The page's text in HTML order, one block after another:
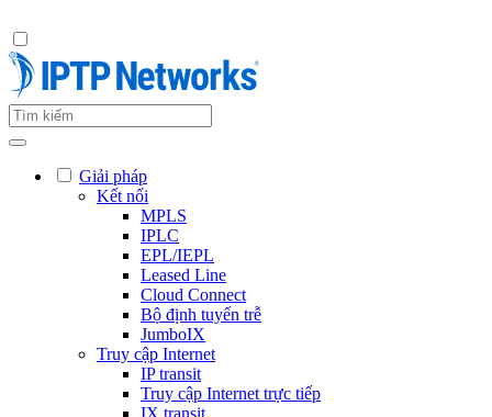
Giải pháp
Kết nối
MPLS
IPLC
EPL/IEPL
Leased Line
Cloud Connect
Bộ định tuyến trễ
JumboIX
Truy cập Internet
IP transit
Truy cập Internet trực tiếp
IX transit